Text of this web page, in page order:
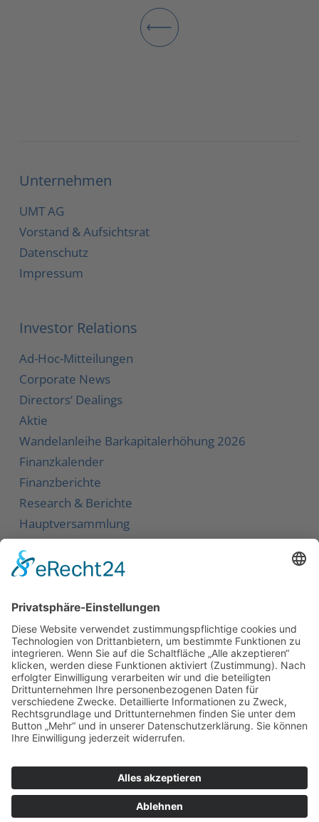
Unternehmen
UMT AG
Vorstand & Aufsichtsrat
Datenschutz
Impressum
Investor Relations
Ad-Hoc-Mitteilungen
Corporate News
Directors‘ Dealings
Aktie
Wandelanleihe Barkapitalerhöhung 2026
Finanzkalender
Finanzberichte
Research & Berichte
Hauptversammlung
Kontakt
Newsletter
Karriere
Downloads
Social